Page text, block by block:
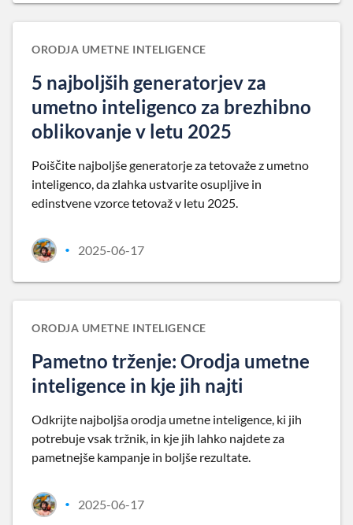
ORODJA UMETNE INTELIGENCE
5 najboljših generatorjev za
umetno inteligenco za brezhibno
oblikovanje v letu 2025
Poiščite najboljše generatorje za tetovaže z umetno
inteligenco, da zlahka ustvarite osupljive in
edinstvene vzorce tetovaž v letu 2025.
• 2025-06-17
ORODJA UMETNE INTELIGENCE
Pametno trženje: Orodja umetne
inteligence in kje jih najti
Odkrijte najboljša orodja umetne inteligence, ki jih
potrebuje vsak tržnik, in kje jih lahko najdete za
pametnejše kampanje in boljše rezultate.
• 2025-06-17